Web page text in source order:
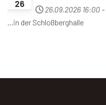
26
26.09.2026 16:00 -
...in der Schloßberghalle